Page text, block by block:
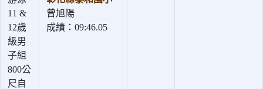
11 &
12歲
級男
子組
800公
尺自
曾旭陽
成績：09:46.05